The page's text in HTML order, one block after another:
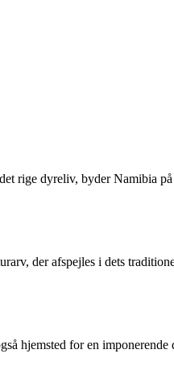
rige dyreliv, byder Namibia
der afspejles i dets
hjemsted for en